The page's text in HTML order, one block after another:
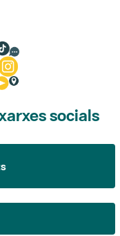
socials